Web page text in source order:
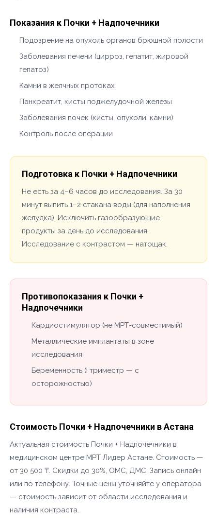
Показания к Почки + Надпочечники
Подозрение на опухоль органов брюшной полости
Заболевания печени (цирроз, гепатит, жировой
гепатоз)
Камни в желчных протоках
Панкреатит, кисты поджелудочной железы
Заболевания почек (кисты, опухоли, камни)
Контроль после операции
Подготовка к Почки + Надпочечники
Не есть за 4–6 часов до исследования. За 30
минут выпить 1–2 стакана воды (для наполнения
желудка). Исключить газообразующие
продукты за день до исследования.
Исследование с контрастом — натощак.
Противопоказания к Почки +
Надпочечники
Кардиостимулятор (не МРТ-совместимый)
Металлические имплантаты в зоне
исследования
Беременность (I триместр — с
осторожностью)
Стоимость Почки + Надпочечники в Астана
Актуальная стоимость Почки + Надпочечники в
медицинском центре МРТ Лидер Астане. Стоимость —
от 30 500 ₸. Скидки до 30%, ОМС, ДМС. Запись онлайн
или по телефону. Точные цены уточняйте у оператора
— стоимость зависит от области исследования и
наличия контраста.